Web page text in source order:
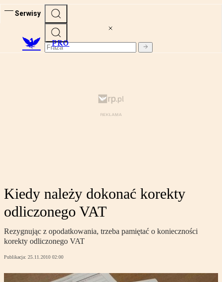
Serwisy
PRO
Kiedy należy dokonać korekty
odliczonego VAT
Rezygnując z opodatkowania, trzeba pamiętać o konieczności
korekty odliczonego VAT
Publikacja: 25.11.2010 02:00